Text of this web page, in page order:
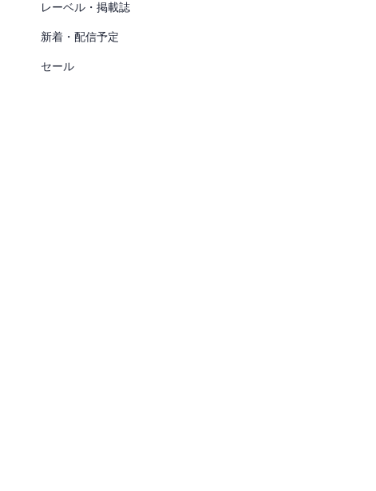
レーベル・掲載誌
新着・配信予定
セール